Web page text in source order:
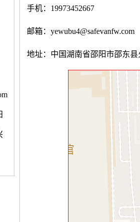
手机：19973452667
邮箱：yewubu4@safevanfw.com
地址：中国湖南省邵阳市邵东